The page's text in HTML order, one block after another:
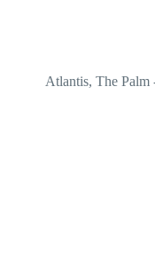
Atlantis, The Palm